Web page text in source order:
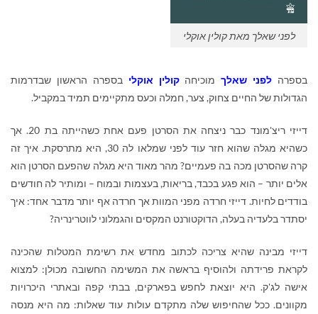
לפני שאלך מאת קולין אוקלי
בספרה לפני שאלך מוכיחהקולין אוקלי בספרה הראשון שבדרמות
הגדולות של החיים צחוק, צער, חמלה וכעס מתקיימים תמיד במקביל.
דייזי ריצ'מונד כבר ניצחה את הסרטן פעם אחת כשהייתה בת 20. אך
כשהיא מגלה שהוא חזר עוד לפני שמלאו לה 30, היא מתרסקת. איך זה
קרה שהסרטן מכה בה פעמיים? מהר מאוד היא מגלה שהפעם הסרטן הוא
אלים יותר – הוא פגע בכבד, בריאות, בעצמות ובמוח – ומותיר לה חודשים
בודדים לחיות. דייזי חרדה מפני המוות אך חרדה אף יותר מדבר אחד: איך
יסתדר בלעדיה בעלה, הדוקטורנט המקסים והגמלוני לווטרינריה?
דייזי מבינה שהיא צריכה לכתוב מחדש את רשימת המטלות שהכינה
לקראת פרידתה ולהוסיף בראשה את המשימה החשובה מכולן: למצוא
אישה לג'ק. היא יוצאת לחפש בפארקים, בבתי קפה ובאתרי היכרויות
מקוונים. ככל שהחיפוש שלה מתקדם עולות עוד שאלות: מה היא מנסה